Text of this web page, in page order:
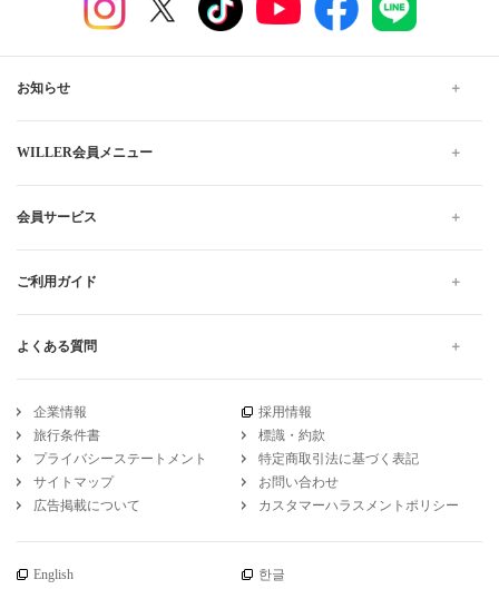
お知らせ
WILLER会員メニュー
会員サービス
ご利用ガイド
よくある質問
企業情報
採用情報
旅行条件書
標識・約款
プライバシーステートメント
特定商取引法に基づく表記
サイトマップ
お問い合わせ
広告掲載について
カスタマーハラスメントポリシー
English 한글